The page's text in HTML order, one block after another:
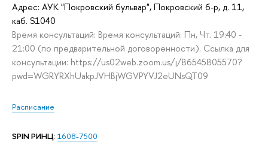
Адрес: АУК "Покровский бульвар", Покровский б-р, д. 11,
каб. S1040
Время консультаций: Время консультаций: Пн, Чт. 19:40 -
21:00 (по предварительной договоренности). Ссылка для
консультации: https://us02web.zoom.us/j/86545805570?
pwd=WGRYRXhUakpJVHBjWGVPYVJ2eUNsQT09
Расписание
SPIN РИНЦ: 1608-7500